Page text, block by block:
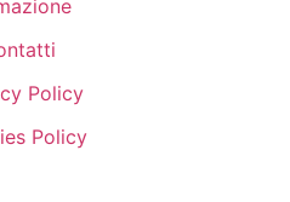
Policy
Policy